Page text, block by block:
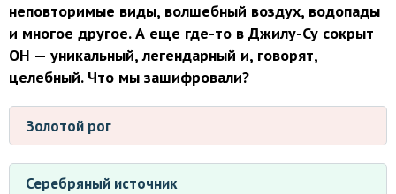
неповторимые виды, волшебный воздух, водопады
и многое другое. А еще где-то в Джилу-Су сокрыт
ОН — уникальный, легендарный и, говорят,
целебный. Что мы зашифровали?
Золотой рог
Серебряный источник